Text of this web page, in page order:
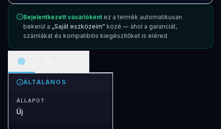
Bejelentkezett vásárlóként ez a termék automatikusan
bekerül a „Saját eszközeim" közé — ahol a garanciát,
számlákat és kompatibilis kiegészítőket is eléred.
ÁLTALÁNOS
ÁLLAPOT
Új